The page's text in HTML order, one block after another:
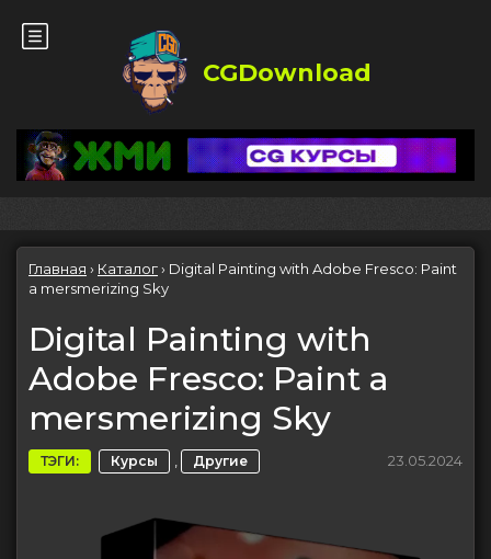
CGDownload
Главная › Каталог› Digital Painting with Adobe Fresco: Paint
a mersmerizing Sky
Digital Painting with
Adobe Fresco: Paint a
mersmerizing Sky
ТЭГИ: Курсы , Другие 23.05.2024